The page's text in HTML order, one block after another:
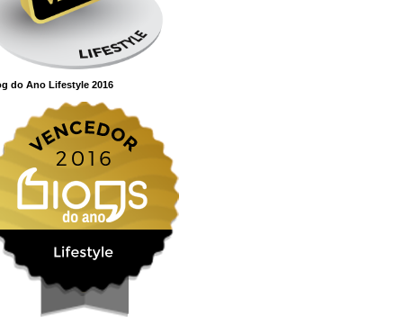
do Ano Lifestyle 2016